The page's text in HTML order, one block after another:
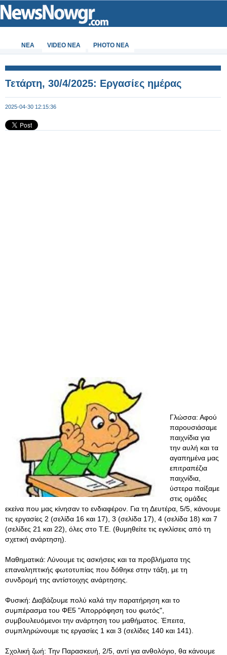
ΝΕΑ VIDEO NEA PHOTO NEA
Τετάρτη, 30/4/2025: Εργασίες ημέρας
2025-04-30 12:15:36
Γλώσσα: Αφού
παρουσιάσαμε
παιχνίδια για
την αυλή και τα
αγαπημένα μας
επιτραπέζια
παιχνίδια,
ύστερα παίξαμε
στις ομάδες
εκείνα που μας κίνησαν το ενδιαφέρον. Για τη Δευτέρα, 5/5, κάνουμε
τις εργασίες 2 (σελίδα 16 και 17), 3 (σελίδα 17), 4 (σελίδα 18) και 7
(σελίδες 21 και 22), όλες στο Τ.Ε. (θυμηθείτε τις εγκλίσεις από τη
σχετική ανάρτηση).
Μαθηματικά: Λύνουμε τις ασκήσεις και τα προβλήματα της
επαναληπτικής φωτοτυπίας που δόθηκε στην τάξη, με τη
συνδρομή της αντίστοιχης ανάρτησης.
Φυσική: Διαβάζουμε πολύ καλά την παρατήρηση και το
συμπέρασμα του ΦΕ5 "Απορρόφηση του φωτός",
συμβουλευόμενοι την ανάρτηση του μαθήματος. Έπειτα,
συμπληρώνουμε τις εργασίες 1 και 3 (σελίδες 140 και 141).
Σχολική ζωή: Την Παρασκευή, 2/5, αντί για ανθολόγιο, θα κάνουμε